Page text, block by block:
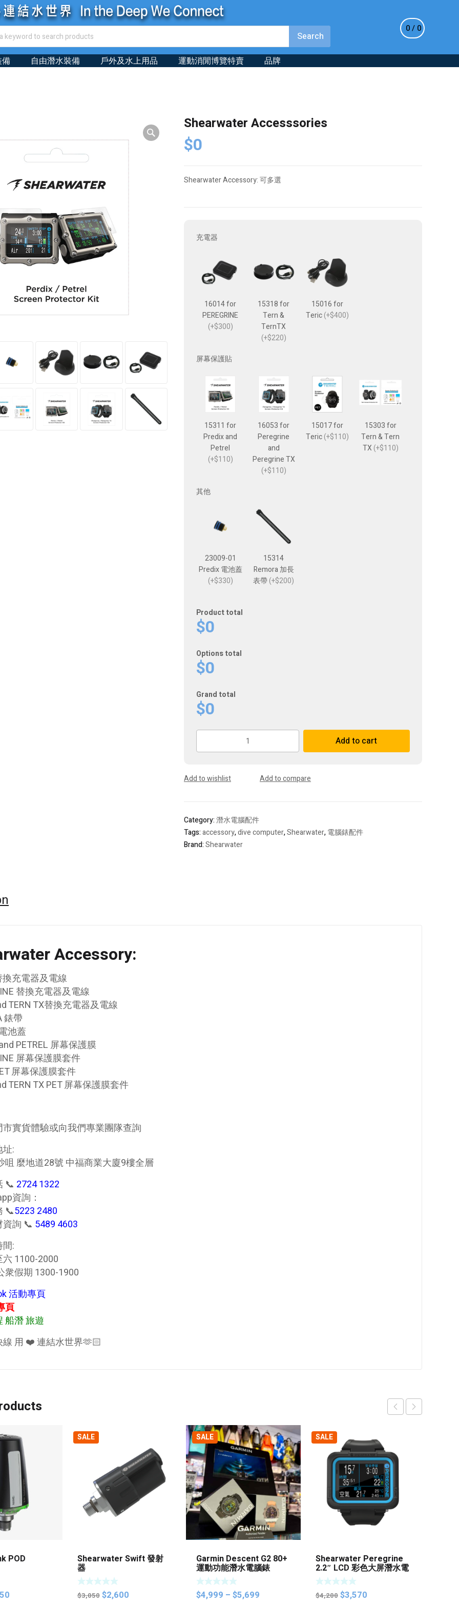
0 0
自由潛水裝備 戶外及水上用品 運動消閒博覽特賣 品牌
Shearwater Accesssories
$0
Shearwater Accessory: 可多選
充電器
16014 for
PEREGRINE
(+$300)
15318 for
Tern &
TernTX
(+$220)
15016 for
Teric(+$400)
屏幕保護貼
15311 for
Predix and
Petrel
(+$110)
16053 for
Peregrine
and
Peregrine TX
(+$110)
15017 for
Teric(+$110)
15303 for
Tern & Tern
TX (+$110)
其他
23009-01
Predix 電池蓋
(+$330)
15314
Remora 加長
表帶(+$200)
Product total
$0
Options total
$0
Grand total
$0
Shearwater
Add to cart
Add to wishlist Add to compare
Category:潛水電腦配件
Tags:accessory,dive computer,Shearwater,電腦錶配件
Brand:Shearwater
Accessory:
換充電器及電線
替換充電器及電線
TERN TX替換充電器及電線
錶帶
池蓋
PETREL 屏幕保護膜
屏幕保護膜套件
屏幕保護膜套件
TERN TX PET 屏幕保護膜套件
實貨體驗或向我們專業團隊查詢
:
咀 麼地道28號 中福商業大廈9樓全層
📞 2724 1322
資詢：
📞5223 2480
詢 📞 5489 4603
間:
1100-2000
衆假期 1300-1900
活動專頁
頁
船潛 旅遊
線 用 ❤️ 連結水世界🫶🏻
POD
SALE
Shearwater Swift 發射
器
$3,050 Original
$2,600Current
SALE
Garmin Descent G2 80+
運動功能潛水電腦錶
$4,999 – $5,699
SALE
Shearwater Peregrine
2.2″ LCD 彩色大屏潛水電
腦
$4,200 Original
$3,570Current